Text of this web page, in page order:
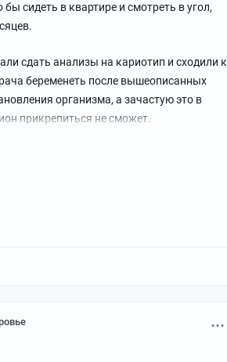
сидеть в квартире и смотреть в угол,
сдать анализы на кариотип и сходили к
беременеть после вышеописанных
организма, а зачастую это в
прикрепиться не сможет.